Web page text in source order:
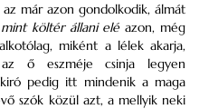
már azon gondolkodik, álmát
költér állani eléazon, még
miként a lélek akarja,
ő eszméje csinja legyen
pedig itt mindenik a maga
szók közül azt, a mellyik neki